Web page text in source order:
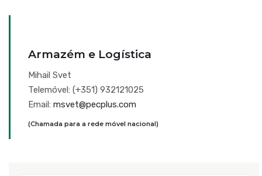
Armazém e Logística
Mihail Svet
Telemóvel: (+351) 932121025
Email: msvet@pecplus.com
(Chamada para a rede móvel nacional)